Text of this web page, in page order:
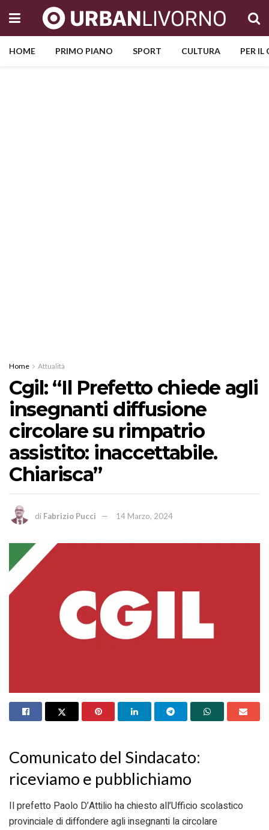
HOME PRIMO PIANO SPORT CULTURA PER
Home Attualità
Cgil: “Il Prefetto chiede agli
insegnanti diffusione
circolare su rimpatrio
assistito: inaccettabile.
Chiarisca”
di Fabrizio Pucci 14 Marzo, 2024
Comunicato del Sindacato:
riceviamo e pubblichiamo
Il prefetto Paolo D’Attilio ha chiesto all’Ufficio scolastico
provinciale di diffondere agli insegnanti la circolare